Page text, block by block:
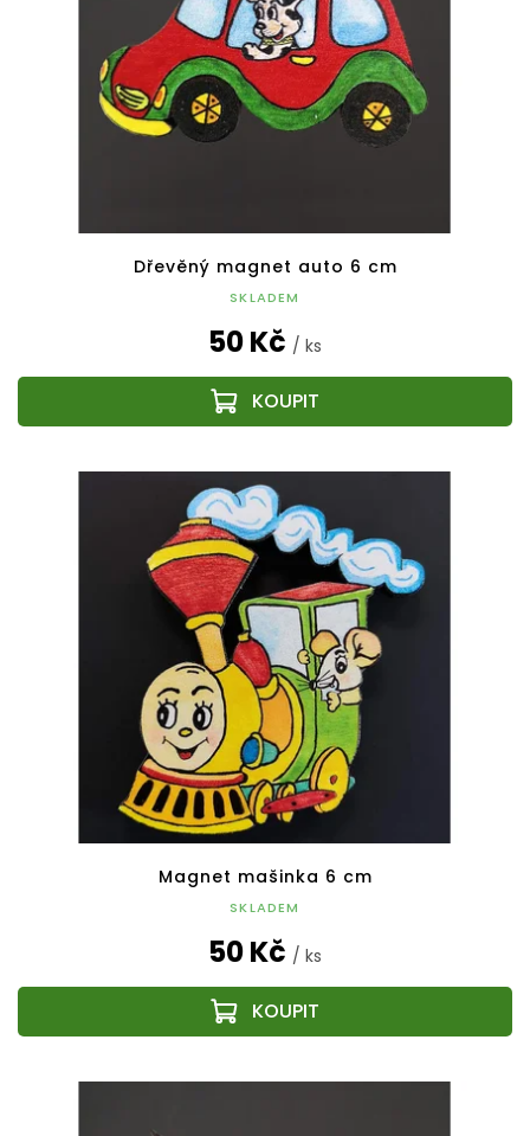
Dřevěný magnet auto 6 cm
SKLADEM
50 Kč / ks
Magnet mašinka 6 cm
SKLADEM
50 Kč / ks